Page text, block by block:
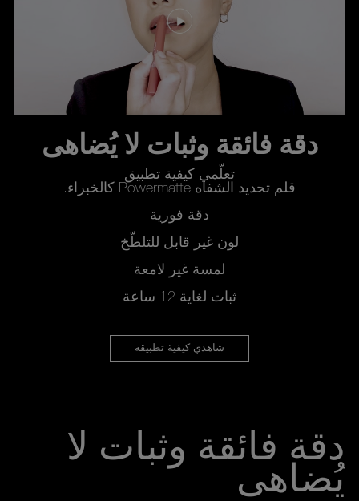
دقة فائقة وثبات لا يُضاهى
تعلّمي كيفية تطبيق
قلم تحديد الشفاه Powermatte كالخبراء.
دقة فورية
لون غير قابل للتلطّخ
لمسة غير لامعة
ثبات لغاية 12 ساعة
شاهدي كيفية تطبيقه
دقة فائقة وثبات لا
يُضاهى